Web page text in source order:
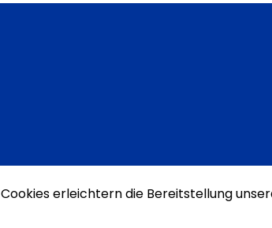
Cookies erleichtern die Bereitstellung